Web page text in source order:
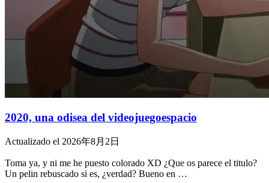
2020, una odisea del videojuegoespacio
Actualizado el 2026年8月2日
Toma ya, y ni me he puesto colorado XD ¿Que os parece el titulo?
Un pelin rebuscado si es, ¿verdad? Bueno en …